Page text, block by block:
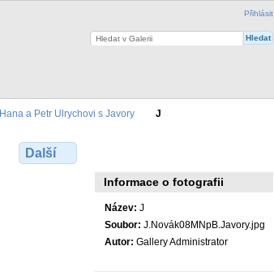
Přihlásit
Hana a Petr Ulrychovi s Javory J
Další
Informace o fotografii
Název: J
Soubor: J.Novák08MNpB.Javory.jpg
Autor: Gallery Administrator